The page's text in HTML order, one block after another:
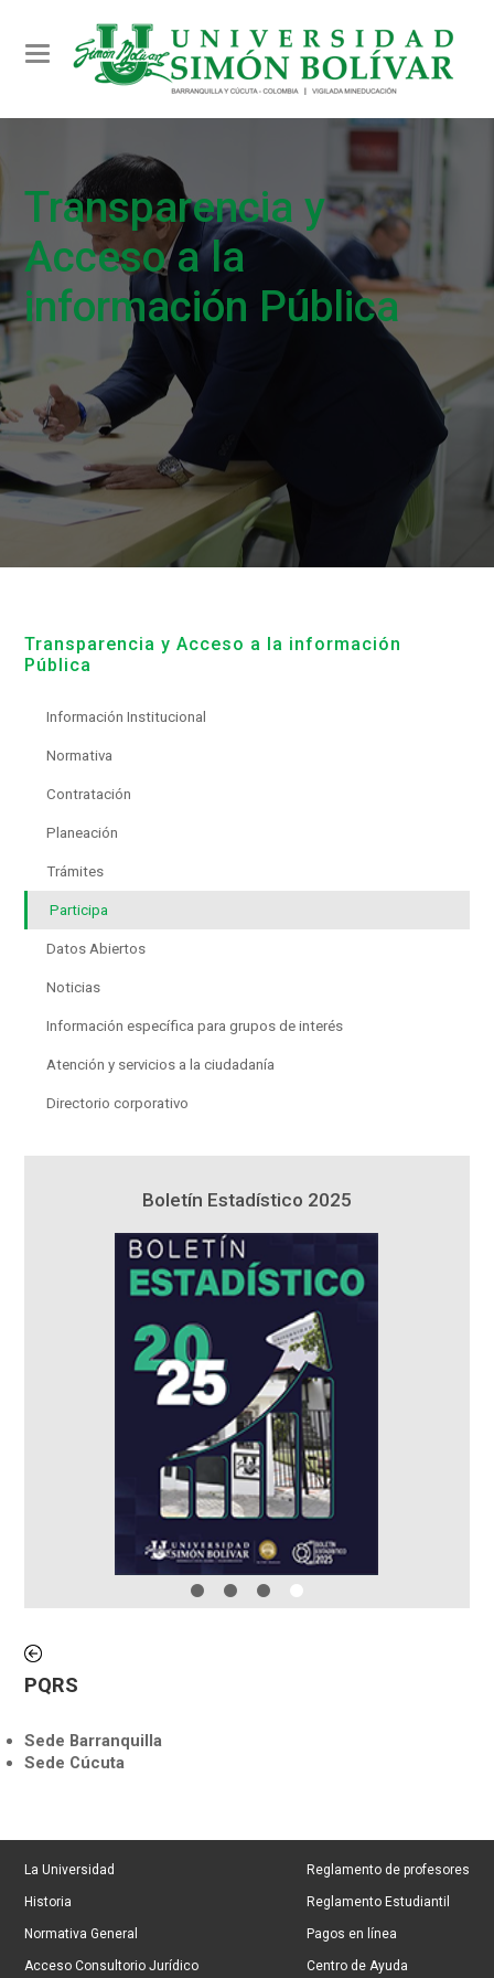
Toggle navigation
Transparencia y
Acceso a la
información Pública
Transparencia y Acceso a la información
Pública
Información Institucional
Normativa
Contratación
Planeación
Trámites
Participa
Datos Abiertos
Noticias
Información específica para grupos de interés
Atención y servicios a la ciudadanía
Directorio corporativo
Boletín Estadístico 2025
PQRS
Sede Barranquilla
Sede Cúcuta
La Universidad
Historia
Normativa General
Acceso Consultorio Jurídico
Reglamento de profesores
Reglamento Estudiantil
Pagos en línea
Centro de Ayuda